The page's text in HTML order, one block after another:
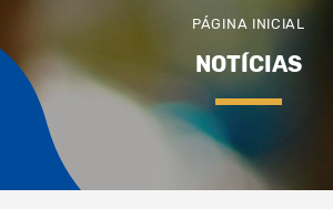
PÁGINA INICIAL
NOTÍCIAS